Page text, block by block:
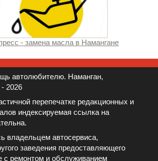
- замена масла в Намангане
автолюбителю. Наманган,
2026
перепечатке редакционных и
индексируемая ссылка на
владельцем автосервиса,
заведения предоставляющего
с ремонтом и обслуживанием